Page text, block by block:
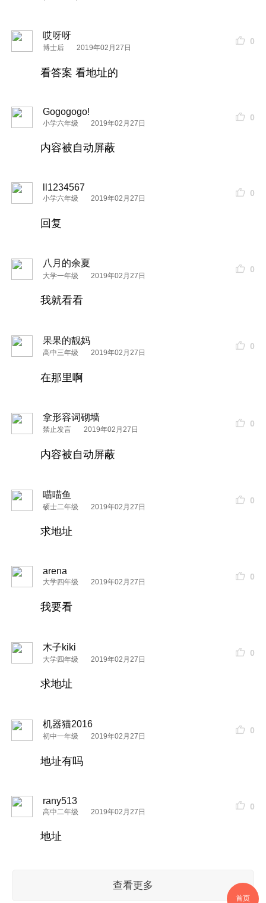
哎呀呀
博士后 2019年02月27日
0
看答案 看地址的
Gogogogo!
小学六年级 2019年02月27日
0
内容被自动屏蔽
ll1234567
小学六年级 2019年02月27日
0
回复
八月的余夏
大学一年级 2019年02月27日
0
我就看看
果果的靓妈
高中三年级 2019年02月27日
0
在那里啊
拿形容词砌墙
禁止发言 2019年02月27日
0
内容被自动屏蔽
喵喵鱼
硕士二年级 2019年02月27日
0
求地址
arena
大学四年级 2019年02月27日
0
我要看
木子kiki
大学四年级 2019年02月27日
0
求地址
机器猫2016
初中一年级 2019年02月27日
0
地址有吗
rany513
高中二年级 2019年02月27日
0
地址
查看更多
首页